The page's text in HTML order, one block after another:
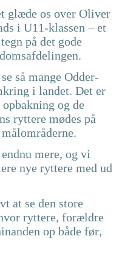
glæde os over Oliver
i U11-klassen – et
på det gode
så mange Odder-
i landet. Det er
og de
ryttere mødes på
mere, og vi
nye ryttere med ud
at se den store
ryttere, forældre
op både før,